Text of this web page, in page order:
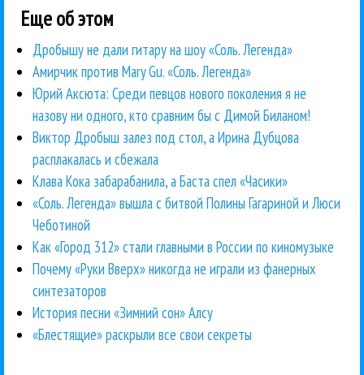
Еще об этом
Дробышу не дали гитару на шоу «Соль. Легенда»
Амирчик против Mary Gu. «Соль. Легенда»
Юрий Аксюта: Среди певцов нового поколения я не
назову ни одного, кто сравним бы с Димой Биланом!
Виктор Дробыш залез под стол, а Ирина Дубцова
расплакалась и сбежала
Клава Кока забарабанила, а Баста спел «Часики»
«Соль. Легенда» вышла с битвой Полины Гагариной и Люси
Чеботиной
Как «Город 312» стали главными в России по киномузыке
Почему «Руки Вверх» никогда не играли из фанерных
синтезаторов
История песни «Зимний сон» Алсу
«Блестящие» раскрыли все свои секреты